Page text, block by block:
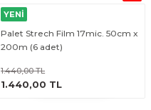
YENİ
Palet Strech Film 17mic. 50cm x
200m (6 adet)
1.440,00 TL
1.440,00 TL
ÜRÜNÜ İNCELE